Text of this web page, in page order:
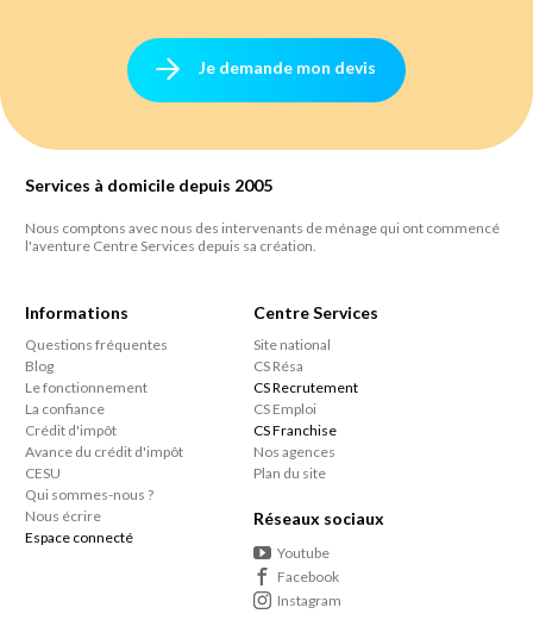
Je demande mon devis
Services à domicile depuis 2005
Nous comptons avec nous des intervenants de ménage qui ont commencé
l'aventure Centre Services depuis sa création.
Informations
Questions fréquentes
Blog
Le fonctionnement
La confiance
Crédit d'impôt
Avance du crédit d'impôt
CESU
Qui sommes-nous ?
Nous écrire
Espace connecté
Centre Services
Site national
CS Résa
CS Recrutement
CS Emploi
CS Franchise
Nos agences
Plan du site
Réseaux sociaux
Youtube
Facebook
Instagram